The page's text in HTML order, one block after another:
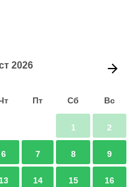
2026
Пт Сб Вс
1 2
6 7 8 9
13 14 15 16